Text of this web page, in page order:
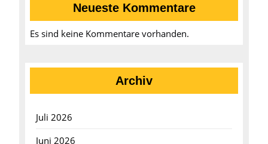
Neueste Kommentare
Es sind keine Kommentare vorhanden.
Archiv
Juli 2026
Juni 2026